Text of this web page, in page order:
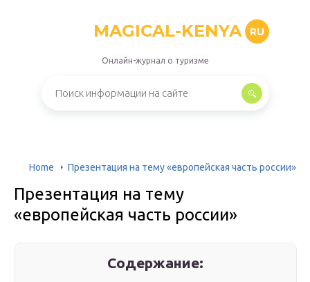
MAGICAL-KENYA RU
Онлайн-журнал о туризме
Home Презентация на тему «европейская часть россии»
Презентация на тему
«европейская часть россии»
Содержание: